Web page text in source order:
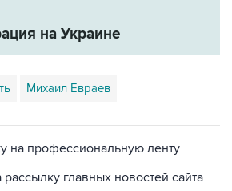
на Украине
Михаил Евраев
на профессиональную ленту
главных новостей сайта